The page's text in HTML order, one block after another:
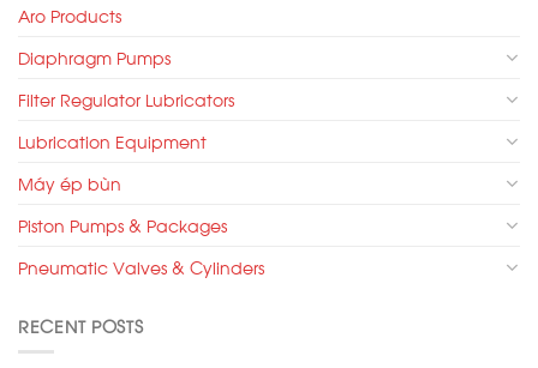
Aro Products
Diaphragm Pumps
Filter Regulator Lubricators
Lubrication Equipment
Máy ép bùn
Piston Pumps & Packages
Pneumatic Valves & Cylinders
RECENT POSTS